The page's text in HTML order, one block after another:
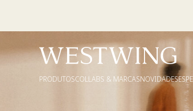
PRODUTOSCOLLABS & MARCASNOVIDADES